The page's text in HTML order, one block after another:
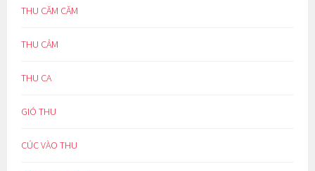
THU CĂM CĂM
THU CẢM
THU CA
GIÓ THU
CÚC VÀO THU